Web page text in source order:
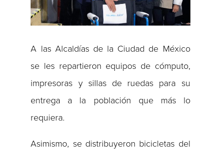
A las Alcaldías de la Ciudad de México
se les repartieron equipos de cómputo,
impresoras y sillas de ruedas para su
entrega a la población que más lo
requiera.
Asimismo, se distribuyeron bicicletas del